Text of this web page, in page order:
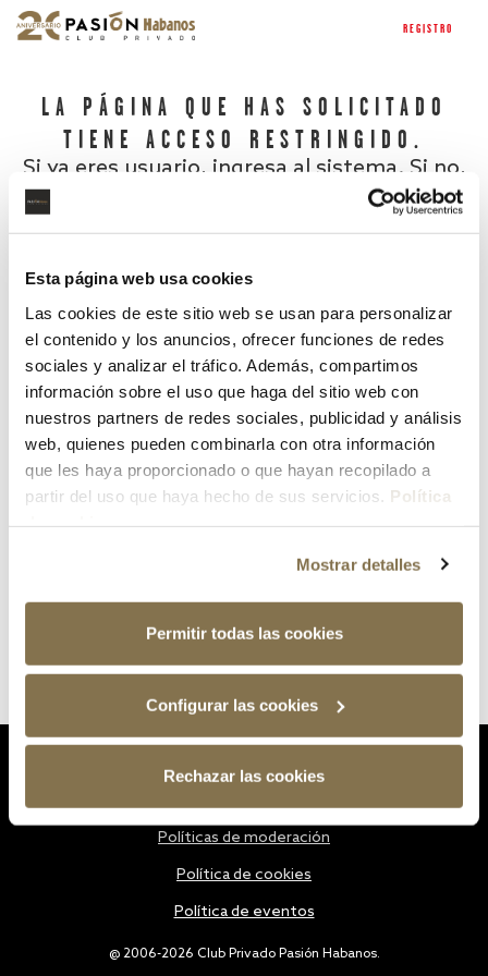
Esta página web usa cookies
Las cookies de este sitio web se usan para personalizar
el contenido y los anuncios, ofrecer funciones de redes
sociales y analizar el tráfico. Además, compartimos
información sobre el uso que haga del sitio web con
nuestros partners de redes sociales, publicidad y análisis
web, quienes pueden combinarla con otra información
que les haya proporcionado o que hayan recopilado a
partir del uso que haya hecho de sus servicios. Política
Mostrar detalles
Permitir todas las cookies
Configurar las cookies
Rechazar las cookies
REGISTRO
LA PÁGINA QUE HAS SOLICITADO
TIENE ACCESO RESTRINGIDO.
Si ya eres usuario, ingresa al sistema. Si no,
¿Has olvidado tu contraseña?
@ 2006-2026 Club Privado Pasión Habanos.
Políticas de moderación
Política de cookies
Política de eventos